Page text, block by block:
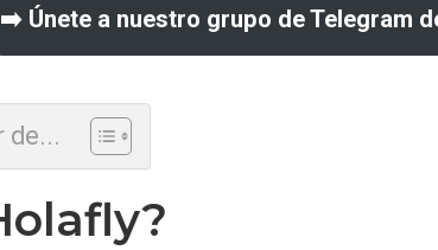
➡️ Únete a nuestro grupo de Telegram
de...